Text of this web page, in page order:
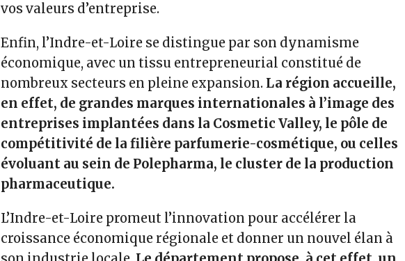
vos valeurs d’entreprise.
Enfin, l’Indre-et-Loire se distingue par son dynamisme
économique, avec un tissu entrepreneurial constitué de
nombreux secteurs en pleine expansion. La région accueille,
en effet, de grandes marques internationales à l’image des
entreprises implantées dans la Cosmetic Valley, le pôle de
compétitivité de la filière parfumerie-cosmétique, ou celles
évoluant au sein de Polepharma, le cluster de la production
pharmaceutique.
L’Indre-et-Loire promeut l’innovation pour accélérer la
croissance économique régionale et donner un nouvel élan à